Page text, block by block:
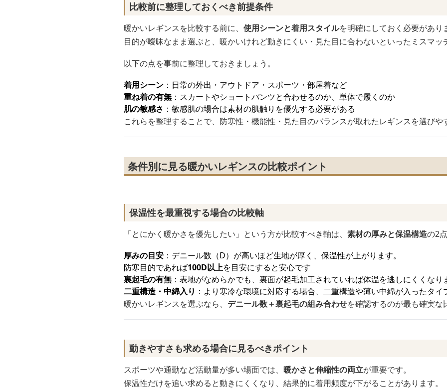
比較前に整理しておくべき前提条件
暖かいレギンスを比較する前に、 使用シーンと着用スタイルを明確にしておく必要があり
目的が曖昧なまま選ぶと、暖かいけれど動きにくい・見た目に合わないといったミスマッ
以下の点を事前に整理しておきましょう。
着用シーン ：日常の外出・アウトドア・スポーツ・部屋着など
重ね着の有無 ：スカートやショートパンツと合わせるのか、単体で履くのか
肌の敏感さ ：敏感肌の場合は素材の肌触りを優先する必要がある
これらを整理することで、防寒性・機能性・見た目のバランスが取れたレギンスを選びや
条件別に見る暖かいレギンスの比較ポイント
保温性を最重視する場合の比較軸
「とにかく暖かさを優先したい」という方が比較すべき軸は、 素材の厚みと保温構造の2
厚みの目安 ：デニール数（D）が高いほど生地が厚く、保温性が上がります。
防寒目的であれば100D以上を目安にすると安心です
裏起毛の有無 ：表地がなめらかでも、裏面が起毛加工されていれば体温を逃しにくくなり
二重構造・中綿入り ：より寒冷な環境に対応する場合、二重構造や薄い中綿が入ったタイ
暖かいレギンスを選ぶなら、 デニール数＋裏起毛の組み合わせを確認するのが最も確実な
動きやすさも求める場合に見るべきポイント
スポーツや通勤など活動量が多い場面では、 暖かさと伸縮性の両立が重要です。
保温性だけを追い求めると動きにくくなり、結果的に着用頻度が下がることがあります。